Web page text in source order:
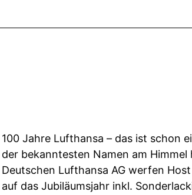
100 Jahre Lufthansa – das ist schon
der bekanntesten Namen am
Deutschen Lufthansa AG werfen
auf das Jubiläumsjahr inkl.